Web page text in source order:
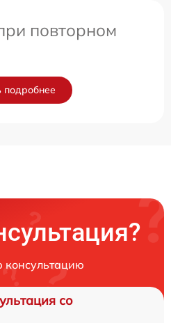
повторном
подробнее
консультацию
со